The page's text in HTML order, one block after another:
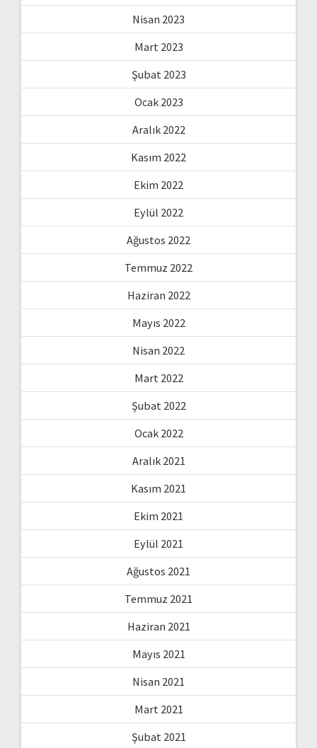
Nisan 2023
Mart 2023
Şubat 2023
Ocak 2023
Aralık 2022
Kasım 2022
Ekim 2022
Eylül 2022
Ağustos 2022
Temmuz 2022
Haziran 2022
Mayıs 2022
Nisan 2022
Mart 2022
Şubat 2022
Ocak 2022
Aralık 2021
Kasım 2021
Ekim 2021
Eylül 2021
Ağustos 2021
Temmuz 2021
Haziran 2021
Mayıs 2021
Nisan 2021
Mart 2021
Şubat 2021